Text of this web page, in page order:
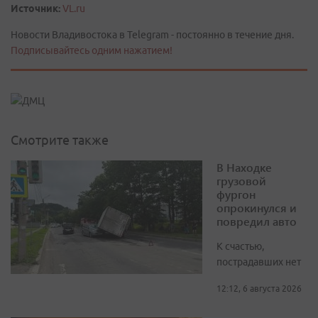
Источник:VL.ru
Новости Владивостока в Telegram - постоянно в течение дня.
Подписывайтесь одним нажатием!
Смотрите также
В Находке
грузовой
фургон
опрокинулся и
повредил авто
К счастью,
пострадавших нет
12:12, 6 августа 2026